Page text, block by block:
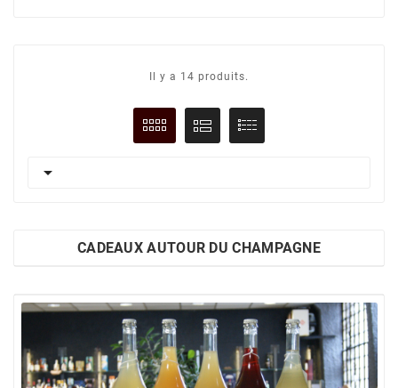
Il y a 14 produits.

CADEAUX AUTOUR DU CHAMPAGNE